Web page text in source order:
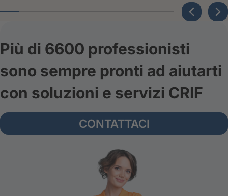
Più di 6600 professionisti
sono sempre pronti ad aiutarti
con soluzioni e servizi CRIF
CONTATTACI